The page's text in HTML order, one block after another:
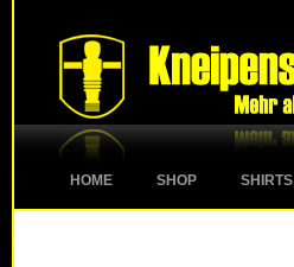
HOME SHOP SHIRTS